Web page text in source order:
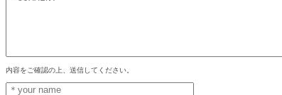
内容をご確認の上、送信してください。